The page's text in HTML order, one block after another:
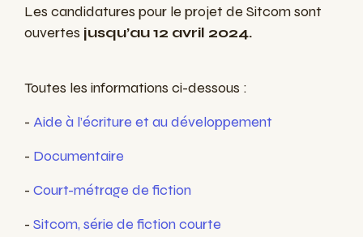
Les candidatures pour le projet de Sitcom sont
ouvertes jusqu’au 12 avril 2024.
Toutes les informations ci-dessous :
- Aide à l’écriture et au développement
- Documentaire
- Court-métrage de fiction
- Sitcom, série de fiction courte